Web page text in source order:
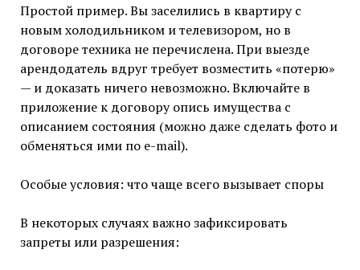
Простой пример. Вы заселились в квартиру с
новым холодильником и телевизором, но в
договоре техника не перечислена. При выезде
арендодатель вдруг требует возместить «потерю»
— и доказать ничего невозможно. Включайте в
приложение к договору опись имущества с
описанием состояния (можно даже сделать фото и
обменяться ими по e-mail).
Особые условия: что чаще всего вызывает споры
В некоторых случаях важно зафиксировать
запреты или разрешения: